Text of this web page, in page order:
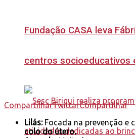
Fundação CASA leva
centros socioeducativos
CompartilharTwittarCompartilhar
Lilás:Focada na prevenção e
colo do útero.